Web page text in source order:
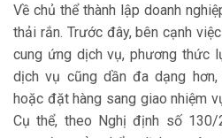
Về chủ thể thành lập doanh
thải rắn. Trước đây, bên cạnh
cung ứng dịch vụ, phương thức
dịch vụ cũng dần đa dạng
hoặc đặt hàng sang giao nhiệm
Cụ thể, theo Nghị định số